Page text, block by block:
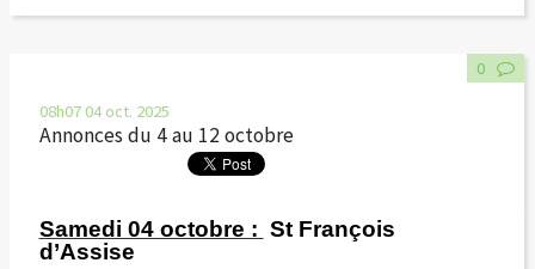
08h07 04 oct. 2025
Annonces du 4 au 12 octobre
Samedi 04 octobre : St François
d’Assise
0